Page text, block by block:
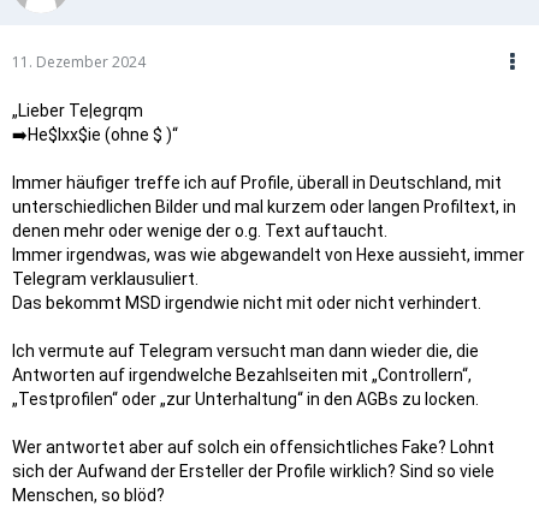
11. Dezember 2024
„Lieber Te|egrqm
➡️He$lxx$ie (ohne $ )“
Immer häufiger treffe ich auf Profile, überall in Deutschland, mit
unterschiedlichen Bilder und mal kurzem oder langen Profiltext, in
denen mehr oder wenige der o.g. Text auftaucht.
Immer irgendwas, was wie abgewandelt von Hexe aussieht, immer
Telegram verklausuliert.
Das bekommt MSD irgendwie nicht mit oder nicht verhindert.
Ich vermute auf Telegram versucht man dann wieder die, die
Antworten auf irgendwelche Bezahlseiten mit „Controllern“,
„Testprofilen“ oder „zur Unterhaltung“ in den AGBs zu locken.
Wer antwortet aber auf solch ein offensichtliches Fake? Lohnt
sich der Aufwand der Ersteller der Profile wirklich? Sind so viele
Menschen, so blöd?